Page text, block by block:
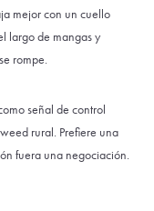
mejor con un cuello
largo de mangas y
rompe.
señal de control
rural. Prefiere una
fuera una negociación.